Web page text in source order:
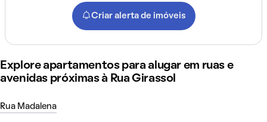
Criar alerta de imóveis
Explore apartamentos para alugar em ruas e
avenidas próximas à Rua Girassol
Rua Madalena